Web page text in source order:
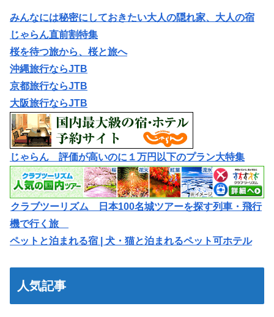
みんなには秘密にしておきたい大人の隠れ家、大人の宿
じゃらん直前割特集
桜を待つ旅から、桜と旅へ
沖縄旅行ならJTB
京都旅行ならJTB
大阪旅行ならJTB
じゃらん 評価が高いのに１万円以下のプラン大特集
クラブツーリズム 日本100名城ツアーを探す列車・飛行
機で行く旅
ペットと泊まれる宿 | 犬・猫と泊まれるペット可ホテル
人気記事